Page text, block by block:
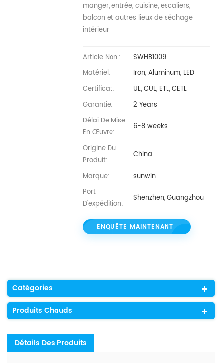
manger, entrée, cuisine, escaliers,
balcon et autres lieux de séchage
intérieur
Article Non.:
SWHB1009
Matériel:
Iron, Aluminum, LED
Certificat:
UL, CUL, ETL, CETL
Garantie:
2 Years
Délai De Mise
En Œuvre:
6-8 weeks
Origine Du
Produit:
China
Marque:
sunwin
Port
D'expédition:
Shenzhen, Guangzhou
ENQUÊTE MAINTENANT
Catégories
Produits Chauds
Détails Des Produits